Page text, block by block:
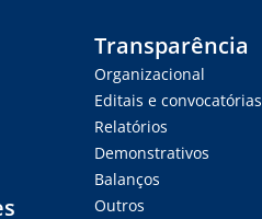
Transparência
Organizacional
Editais e convocatórias
Relatórios
Demonstrativos
Balanços
Outros